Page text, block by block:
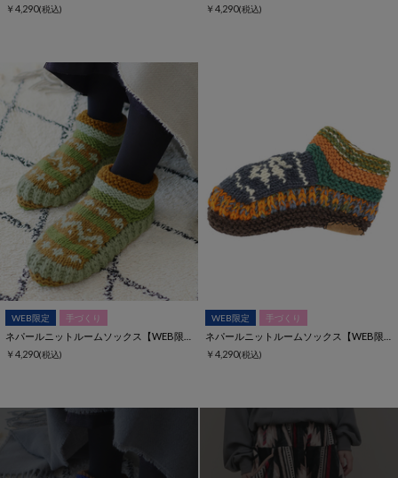
￥4,290(税込)
￥4,290(税込)
WEB限定 手づくり
￥4,290(税込)
WEB限定 手づくり
￥4,290(税込)